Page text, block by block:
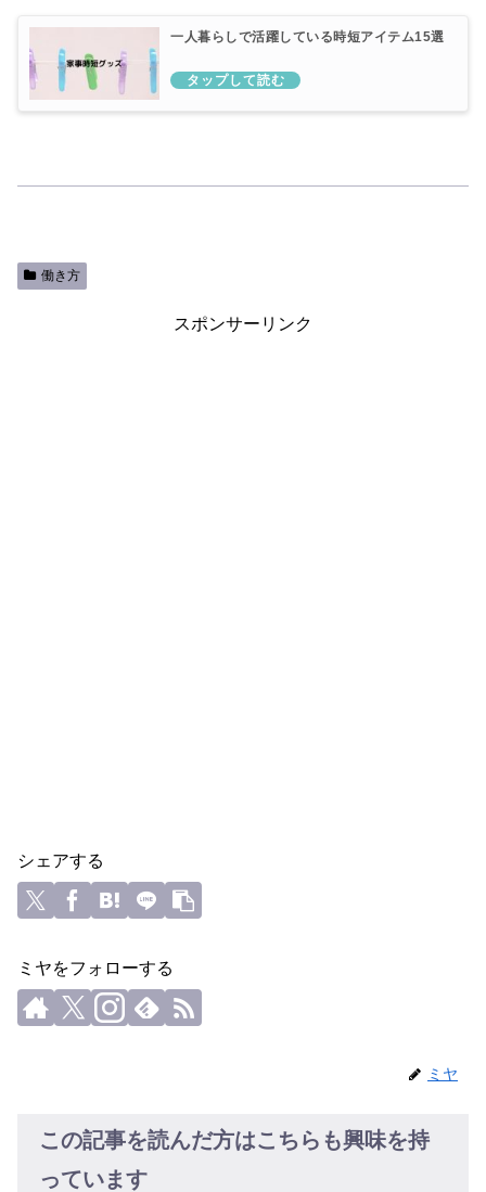
一人暮らしで活躍している時短アイテム15選
働き方
スポンサーリンク
シェアする
ミヤをフォローする
ミヤ
この記事を読んだ方はこちらも興味を持
っています